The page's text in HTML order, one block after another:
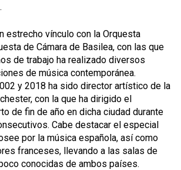
estrecho vínculo con la Orquesta
de Cámara de Basilea, con las que
de trabajo ha realizado diversos
de música contemporánea.
y 2018 ha sido director artístico de la
con la que ha dirigido el
de fin de año en dicha ciudad durante
Cabe destacar el especial
por la música española, así como
franceses, llevando a las salas de
conocidas de ambos países.